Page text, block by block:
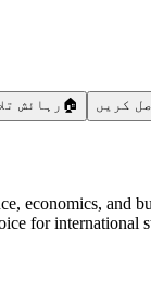
کریں 🏠 رہائش
and
for international